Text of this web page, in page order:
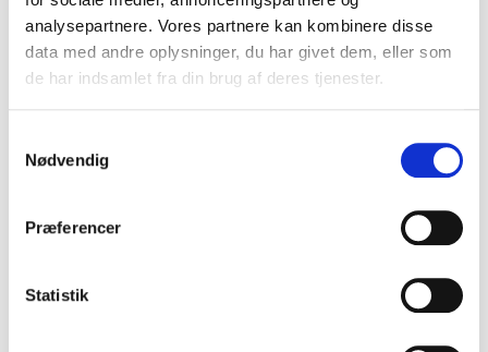
analysepartnere. Vores partnere kan kombinere disse
data med andre oplysninger, du har givet dem, eller som
de har indsamlet fra din brug af deres tjenester.
Nødvendig
Præferencer
Statistik
Gartnerivej 26, 7500, Holstebro
CVR: 77136215
FÅ 10% PÅ DIN FØRSTE ORDRE